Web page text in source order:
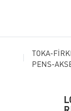
TOKA-
PENS-